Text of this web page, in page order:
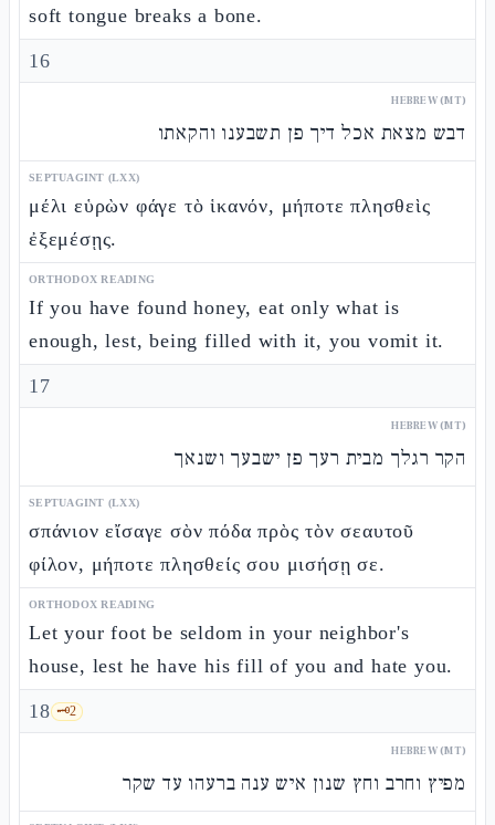
soft tongue breaks a bone.
16
HEBREW (MT)
דבש מצאת אכל דיך פן תשבענו והקאתו
SEPTUAGINT (LXX)
μέλι εὑρὼν φάγε τὸ ἱκανόν, μήποτε πλησθεὶς
ἐξεμέσῃς.
ORTHODOX READING
If you have found honey, eat only what is
enough, lest, being filled with it, you vomit it.
17
HEBREW (MT)
הקר רגלך מבית רעך פן ישבעך ושנאך
SEPTUAGINT (LXX)
σπάνιον εἴσαγε σὸν πόδα πρὸς τὸν σεαυτοῦ
φίλον, μήποτε πλησθείς σου μισήσῃ σε.
ORTHODOX READING
Let your foot be seldom in your neighbor's
house, lest he have his fill of you and hate you.
18 🗝️2
HEBREW (MT)
מפיץ וחרב וחץ שנון איש ענה ברעהו עד שקר